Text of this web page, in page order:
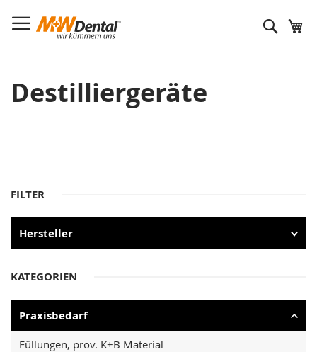
Suche
Destilliergeräte
FILTER
Hersteller
KATEGORIEN
Praxisbedarf
Füllungen, prov. K+B Material